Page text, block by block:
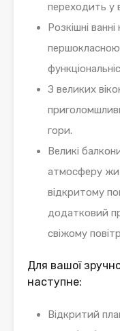
переходить у
Розкішні
першокласною
З великих
гори.
Великі
атмосферу
відкритому
додатковий
свіжому
Для вашої
наступне:
Відкритий